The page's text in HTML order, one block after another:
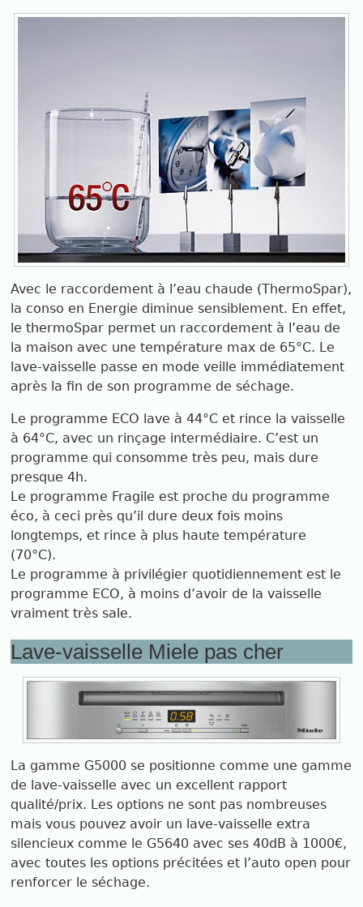
Avec le raccordement à l’eau chaude (ThermoSpar),
la conso en Energie diminue sensiblement. En effet,
le thermoSpar permet un raccordement à l’eau de
la maison avec une température max de 65°C. Le
lave-vaisselle passe en mode veille immédiatement
après la fin de son programme de séchage.
Le programme ECO lave à 44°C et rince la vaisselle
à 64°C, avec un rinçage intermédiaire. C’est un
programme qui consomme très peu, mais dure
presque 4h.
Le programme Fragile est proche du programme
éco, à ceci près qu’il dure deux fois moins
longtemps, et rince à plus haute température
(70°C).
Le programme à privilégier quotidiennement est le
programme ECO, à moins d’avoir de la vaisselle
vraiment très sale.
Lave-vaisselle Miele pas cher
La gamme G5000 se positionne comme une gamme
de lave-vaisselle avec un excellent rapport
qualité/prix. Les options ne sont pas nombreuses
mais vous pouvez avoir un lave-vaisselle extra
silencieux comme le G5640 avec ses 40dB à 1000€,
avec toutes les options précitées et l’auto open pour
renforcer le séchage.